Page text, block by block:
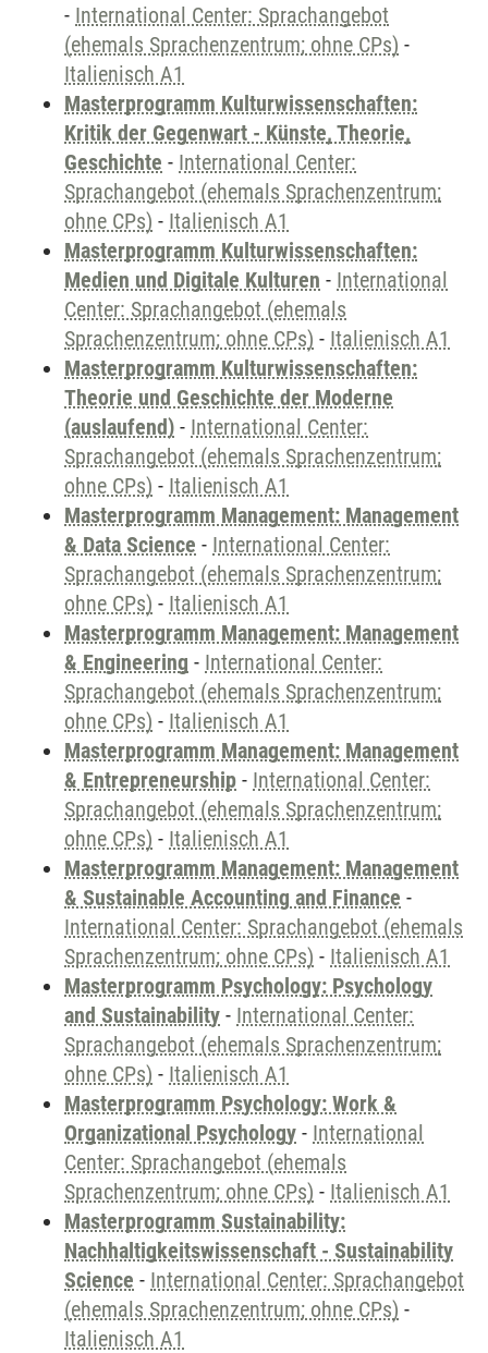
- International Center: Sprachangebot
(ehemals Sprachenzentrum; ohne CPs) -
Italienisch A1
Masterprogramm Kulturwissenschaften:
Kritik der Gegenwart - Künste, Theorie,
Geschichte - International Center:
Sprachangebot (ehemals Sprachenzentrum;
ohne CPs) - Italienisch A1
Masterprogramm Kulturwissenschaften:
Medien und Digitale Kulturen - International
Center: Sprachangebot (ehemals
Sprachenzentrum; ohne CPs) - Italienisch A1
Masterprogramm Kulturwissenschaften:
Theorie und Geschichte der Moderne
(auslaufend) - International Center:
Sprachangebot (ehemals Sprachenzentrum;
ohne CPs) - Italienisch A1
Masterprogramm Management: Management
& Data Science - International Center:
Sprachangebot (ehemals Sprachenzentrum;
ohne CPs) - Italienisch A1
Masterprogramm Management: Management
& Engineering - International Center:
Sprachangebot (ehemals Sprachenzentrum;
ohne CPs) - Italienisch A1
Masterprogramm Management: Management
& Entrepreneurship - International Center:
Sprachangebot (ehemals Sprachenzentrum;
ohne CPs) - Italienisch A1
Masterprogramm Management: Management
& Sustainable Accounting and Finance -
International Center: Sprachangebot (ehemals
Sprachenzentrum; ohne CPs) - Italienisch A1
Masterprogramm Psychology: Psychology
and Sustainability - International Center:
Sprachangebot (ehemals Sprachenzentrum;
ohne CPs) - Italienisch A1
Masterprogramm Psychology: Work &
Organizational Psychology - International
Center: Sprachangebot (ehemals
Sprachenzentrum; ohne CPs) - Italienisch A1
Masterprogramm Sustainability:
Nachhaltigkeitswissenschaft - Sustainability
Science - International Center: Sprachangebot
(ehemals Sprachenzentrum; ohne CPs) -
Italienisch A1